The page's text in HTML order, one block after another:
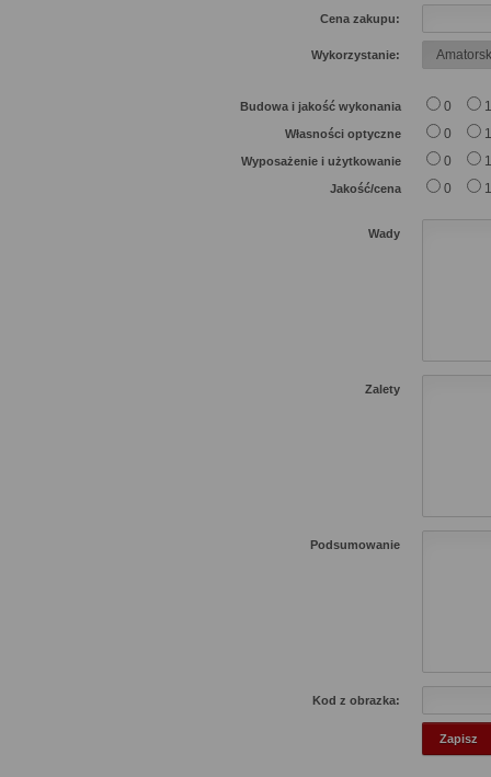
Cena zakupu:
Wykorzystanie:
Budowa i jakość wykonania 0 1
Własności optyczne 0 1
Wyposażenie i użytkowanie 0 1
Jakość/cena 0 1
Wady
Zalety
Podsumowanie
Kod z obrazka: